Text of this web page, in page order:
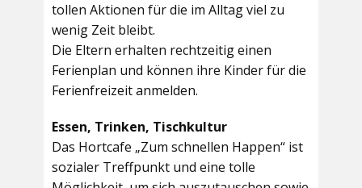
tollen Aktionen für die im Alltag viel zu
wenig Zeit bleibt.
Die Eltern erhalten rechtzeitig einen
Ferienplan und können ihre Kinder für die
Ferienfreizeit anmelden.
Essen, Trinken, Tischkultur
Das Hortcafe „Zum schnellen Happen“ ist
sozialer Treffpunkt und eine tolle